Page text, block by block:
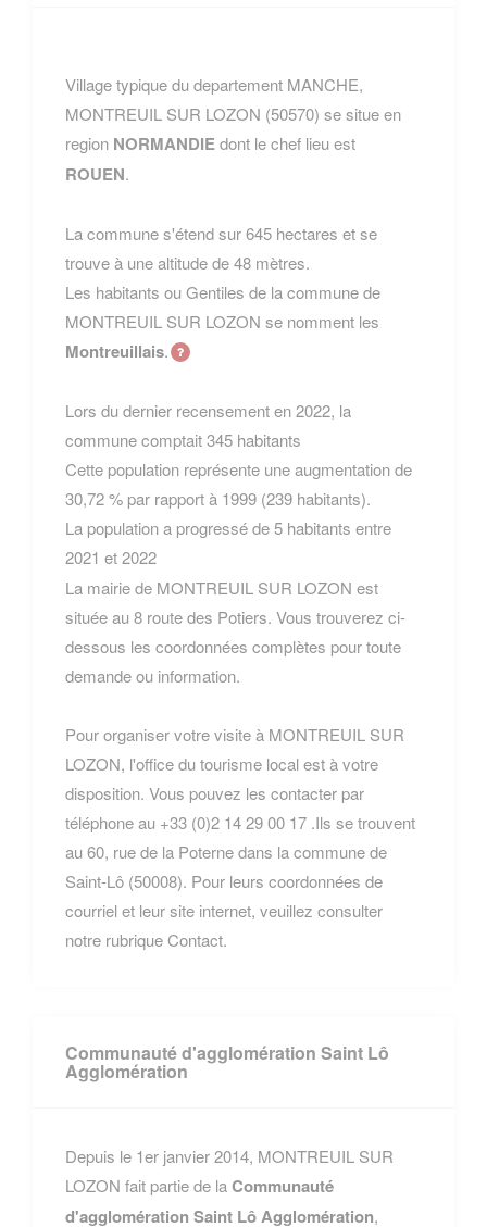
Village typique du departement MANCHE,
MONTREUIL SUR LOZON (50570) se situe en
region NORMANDIEdont le chef lieu est
ROUEN.
La commune s'étend sur 645 hectares et se
trouve à une altitude de 48 mètres.
Les habitants ou Gentiles de la commune de
MONTREUIL SUR LOZON se nomment les
Montreuillais.
Lors du dernier recensement en 2022, la
commune comptait 345 habitants
Cette population représente une augmentation de
30,72 % par rapport à 1999 (239 habitants).
La population a progressé de 5 habitants entre
2021 et 2022
La mairie de MONTREUIL SUR LOZON est
située au 8 route des Potiers. Vous trouverez ci-
dessous les coordonnées complètes pour toute
demande ou information.
Pour organiser votre visite à MONTREUIL SUR
LOZON, l'office du tourisme local est à votre
disposition. Vous pouvez les contacter par
téléphone au +33 (0)2 14 29 00 17 .Ils se trouvent
au 60, rue de la Poterne dans la commune de
Saint-Lô (50008). Pour leurs coordonnées de
courriel et leur site internet, veuillez consulter
notre rubrique Contact.
Communauté d'agglomération Saint Lô
Agglomération
Depuis le 1er janvier 2014, MONTREUIL SUR
LOZON fait partie de laCommunauté
d'agglomération Saint Lô Agglomération,